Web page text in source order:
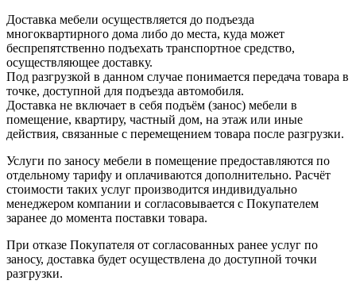
Доставка мебели осуществляется до подъезда
многоквартирного дома либо до места, куда может
беспрепятственно подъехать транспортное средство,
осуществляющее доставку.
Под разгрузкой в данном случае понимается передача товара в
точке, доступной для подъезда автомобиля.
Доставка не включает в себя подъём (занос) мебели в
помещение, квартиру, частный дом, на этаж или иные
действия, связанные с перемещением товара после разгрузки.
Услуги по заносу мебели в помещение предоставляются по
отдельному тарифу и оплачиваются дополнительно. Расчёт
стоимости таких услуг производится индивидуально
менеджером компании и согласовывается с Покупателем
заранее до момента поставки товара.
При отказе Покупателя от согласованных ранее услуг по
заносу, доставка будет осуществлена до доступной точки
разгрузки.